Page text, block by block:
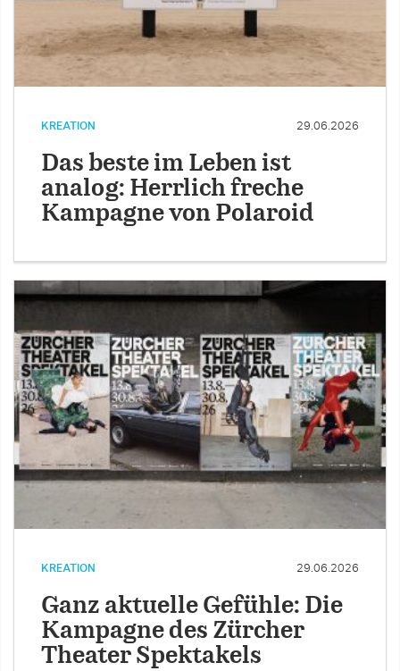
KREATION 29.06.2026
Das beste im Leben ist
analog: Herrlich freche
Kampagne von Polaroid
KREATION 29.06.2026
Ganz aktuelle Gefühle: Die
Kampagne des Zürcher
Theater Spektakels